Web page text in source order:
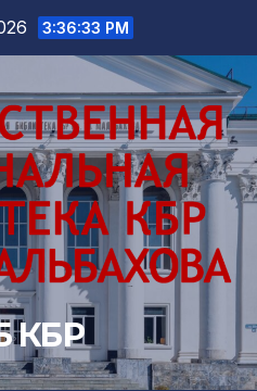
3:36:34 PM
КБР